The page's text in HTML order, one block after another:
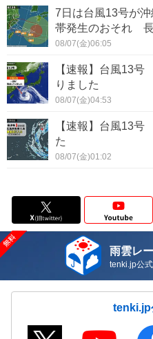
7日は台風13号が
帯発生のおそれ
08/07(金)06:05
【速報】台風13
りました
08/07(金)04:53
【速報】台風13
た
08/07(金)01:02
雨雲レ
tenki.jp公
tenki.jp